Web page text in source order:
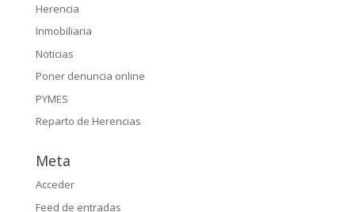
Herencia
Inmobiliaria
Noticias
Poner denuncia online
PYMES
Reparto de Herencias
Meta
Acceder
Feed de entradas